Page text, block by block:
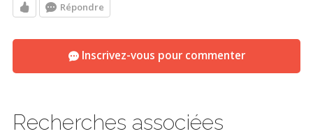
Répondre
Inscrivez-vous pour commenter
Recherches associées